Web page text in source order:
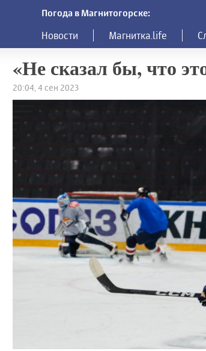
Погода в Магнитогорске:
Новости Магнитка.life
«Не сказал бы, что
20:04, 4 сен 2023